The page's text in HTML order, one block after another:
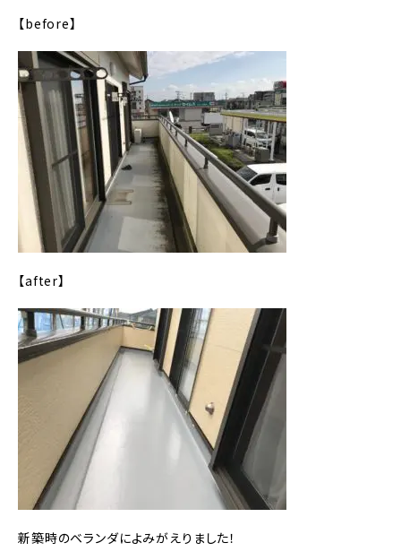
【before】
【after】
新築時のベランダによみがえりました！